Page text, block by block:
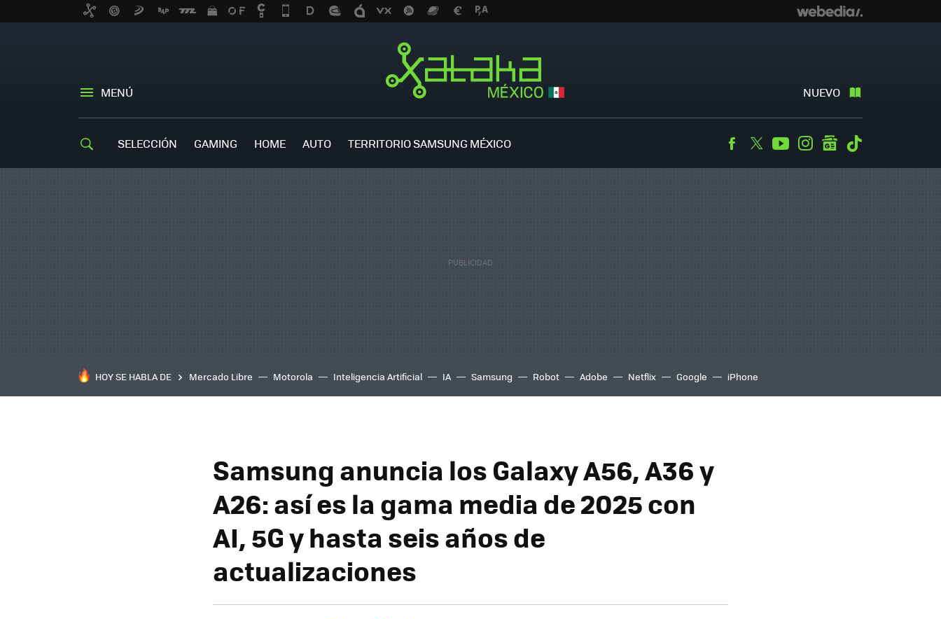
MENÚ NUEVO
SELECCIÓN GAMING HOME AUTO TERRITORIO SAMSUNG MÉXICO Facebook
TwitterYoutubeInstagramgooglenews
HOY SE HABLA DE Mercado Libre Motorola Inteligencia Artificial IA Samsung Robot Adobe Netflix Google iPhone
Samsung anuncia los Galaxy A56, A36 y
A26: así es la gama media de 2025 con
AI, 5G y hasta seis años de
actualizaciones